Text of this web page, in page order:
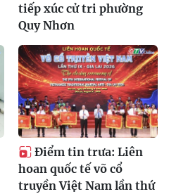
tiếp xúc cử tri phường
Quy Nhơn
Điểm tin trưa: Liên
hoan quốc tế võ cổ
truyền Việt Nam lần thứ